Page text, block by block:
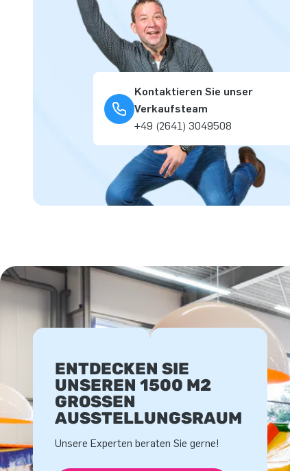
Kontaktieren Sie unser
Verkaufsteam
+49 (2641) 3049508
ENTDECKEN SIE
UNSEREN 1500 M2
GROSSEN A
USSTELLUNGSRAUM
Unsere Experten beraten Sie gerne!